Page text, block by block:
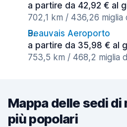
a partire da 42,92 € al
702,1 km / 436,26 miglia
Beauvais Aeroporto
a partire da 35,98 € al
753,5 km / 468,2 miglia
Mappa delle sedi
più popolari